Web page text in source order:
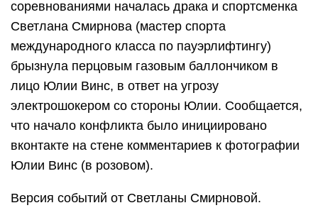
соревнованиями началась драка и спортсменка
Светлана Смирнова (мастер спорта
международного класса по пауэрлифтингу)
брызнула перцовым газовым баллончиком в
лицо Юлии Винс, в ответ на угрозу
электрошокером со стороны Юлии. Сообщается,
что начало конфликта было инициировано
вконтакте на стене комментариев к фотографии
Юлии Винс (в розовом).
Версия событий от Светланы Смирновой.